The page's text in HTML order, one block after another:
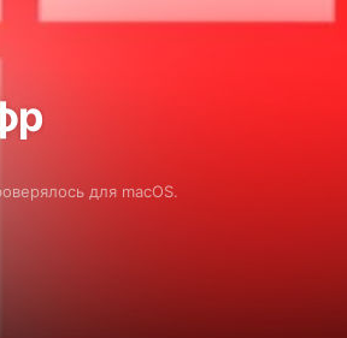
для macOS.